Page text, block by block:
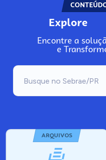
Explore
Encontre a
e
ARQUIVOS